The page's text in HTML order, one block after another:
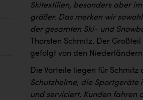
Skitextilien, besonders aber
größer. Das merken wir
der gesamten Ski- und
Thorsten Schmitz. Der
gefolgt von den
Die Vorteile liegen für Schmitz
Schutzhelme, die Sportgeräte
und serviciert. Kunden fahren